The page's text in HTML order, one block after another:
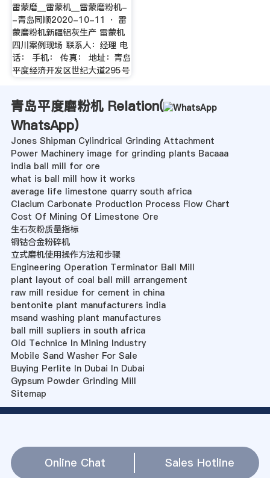
雷蒙磨__雷蒙机__雷蒙磨粉机-
-青岛同顺2020-10-11 · 雷
蒙磨粉机新疆铝灰生产 雷蒙机
四川案例现场 联系人：经理 电
话： 手机： 传真： 地址：青岛
平度经济开发区世纪大道295号
青岛平度磨粉机 Relation(
WhatsApp)
Jones Shipman Cylindrical Grinding Attachment
Power Machinery image for grinding plants Bacaaa
india ball mill for ore
what is ball mill how it works
average life limestone quarry south africa
Clacium Carbonate Production Process Flow Chart
Cost Of Mining Of Limestone Ore
生石灰粉质量指标
铜钴合金粉碎机
立式磨机使用操作方法和步骤
Engineering Operation Terminator Ball Mill
plant layout of coal ball mill arrangement
raw mill residue for cement in china
bentonite plant manufacturers india
msand washing plant manufactures
ball mill supliers in south africa
Old Technice In Mining Industry
Mobile Sand Washer For Sale
Buying Perlite In Dubai In Dubai
Gypsum Powder Grinding Mill
Sitemap
Online Chat Sales Hotline